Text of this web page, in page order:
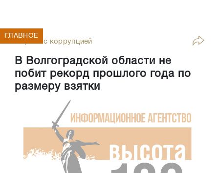
Борьба с коррупцией
В Волгоградской области не
побит рекорд прошлого года по
размеру взятки
ГЛАВНОЕ